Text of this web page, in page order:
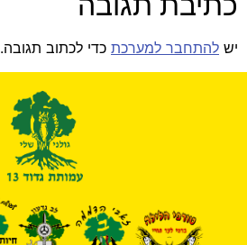
יש להתחבר למערכת כדי לכתוב תגובה.